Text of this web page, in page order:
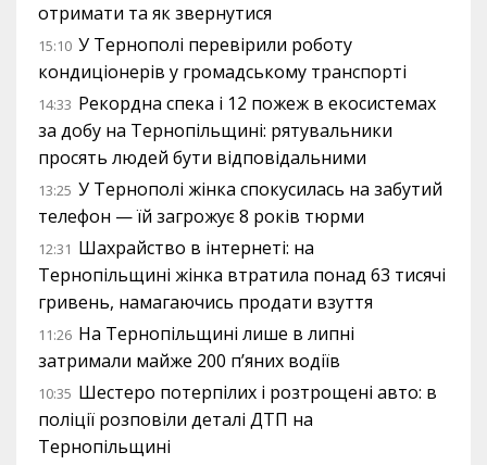
отримати та як звернутися
15:10 У Тернополі перевірили роботу
кондиціонерів у громадському транспорті
14:33 Рекордна спека і 12 пожеж в екосистемах
за добу на Тернопільщині: рятувальники
просять людей бути відповідальними
13:25 У Тернополі жінка спокусилась на забутий
телефон — їй загрожує 8 років тюрми
12:31 Шахрайство в інтернеті: на
Тернопільщині жінка втратила понад 63 тисячі
гривень, намагаючись продати взуття
11:26 На Тернопільщині лише в липні
затримали майже 200 п’яних водіїв
10:35 Шестеро потерпілих і розтрощені авто: в
поліції розповіли деталі ДТП на
Тернопільщині